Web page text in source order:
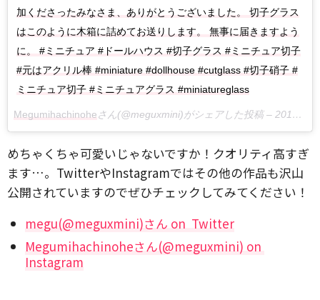
加くださったみなさま、ありがとうございました。 切子グラス
はこのように木箱に詰めてお送りします。 無事に届きますよう
に。 #ミニチュア #ドールハウス #切子グラス #ミニチュア切子
#元はアクリル棒 #miniature #dollhouse #cutglass #切子硝子 #
ミニチュア切子 #ミニチュアグラス #miniatureglass
Megumihachinoheさん(@meguxmini)がシェアした投稿 – 2018年 6月月11日午後9時10分PDT
めちゃくちゃ可愛いじゃないですか！クオリティ高すぎ
ます…。TwitterやInstagramではその他の作品も沢山
公開されていますのでぜひチェックしてみてください！
megu(@meguxmini)さん on Twitter
Megumihachinoheさん(@meguxmini) on
Instagram